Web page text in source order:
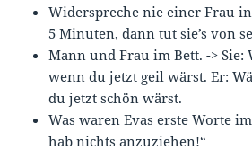
Widerspreche nie einer Frau
5 Minuten, dann tut sie’s von
Mann und Frau im Bett. -> Sie:
wenn du jetzt geil wärst. Er:
du jetzt schön wärst.
Was waren Evas erste Worte
hab nichts anzuziehen!“